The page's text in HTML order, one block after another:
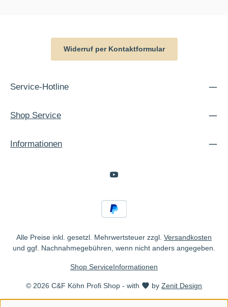
Widerruf per Kontaktformular
Service-Hotline
Shop Service
Informationen
Alle Preise inkl. gesetzl. Mehrwertsteuer zzgl. Versandkosten
und ggf. Nachnahmegebühren, wenn nicht anders angegeben.
© 2026 C&F Köhn Profi Shop - with byZenit Design
Shop ServiceInformationen